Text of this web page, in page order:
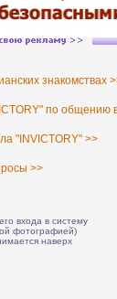
знакомствах
по общению
"INVICTORY" >>
>>
входа в систему
фотографией)
наверх